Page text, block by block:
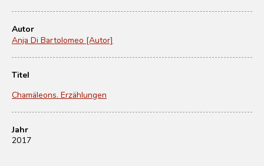
Autor
Anja Di Bartolomeo [Autor]
Titel
Chamäleons. Erzählungen
Jahr
2017